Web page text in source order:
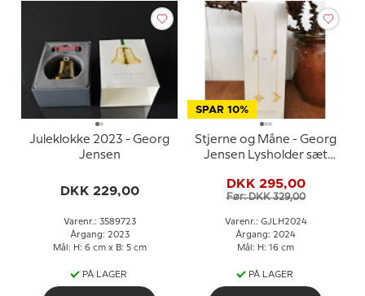
Juleklokke 2023 - Georg
Jensen
DKK 229,00
Varenr.: 3589723
Årgang: 2023
Mål: H: 6 cm x B: 5 cm
PÅ LAGER
SPAR 10%
Stjerne og Måne - Georg
Jensen Lysholder sæt
DKK 295,00
Før: DKK 329,00
Varenr.: GJLH2024
Årgang: 2024
Mål: H: 16 cm
PÅ LAGER